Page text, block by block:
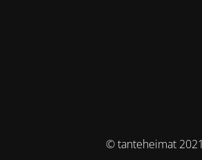
© tanteheimat 2021